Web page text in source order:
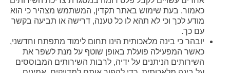
כאמור. בעת שימוש באתר תקדין, המשתמש מצהיר כי הוא
מודע לכך וכי לא תהא לו כל טענה, דרישה או תביעה בקשר
עם כך.
יובהר כי בינה מלאכותית הינו תחום לימוד מתפתח וחדשני,
כאשר המפעילה פועלת באופן שוטף על מנת לשפר את
השירותים הניתנים על ידיה, לרבות השירותים המבוססים